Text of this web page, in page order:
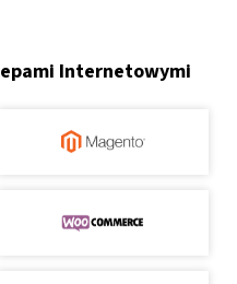
Internetowymi